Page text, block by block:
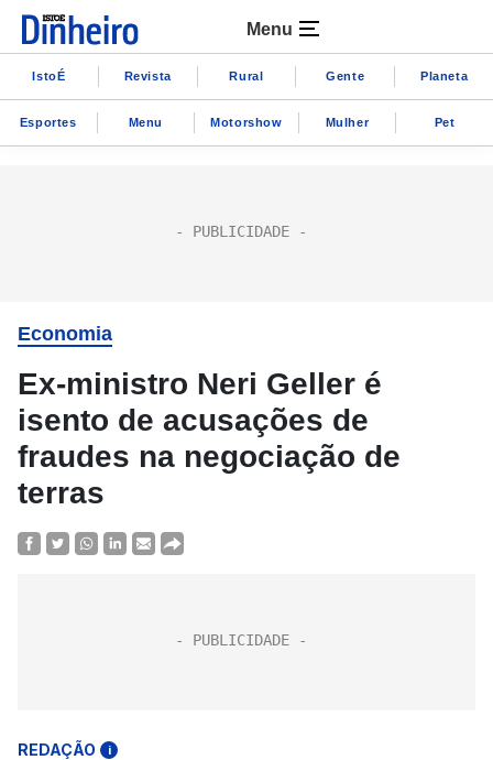
Menu
IstoÉ Revista Rural Gente Planeta
Esportes Menu Motorshow Mulher Pet
Economia
Ex-ministro Neri Geller é
isento de acusações de
fraudes na negociação de
terras
REDAÇÃO i